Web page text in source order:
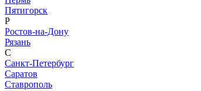
Пятигорск
Р
Ростов-на-Дону
Рязань
С
Санкт-Петербург
Саратов
Ставрополь